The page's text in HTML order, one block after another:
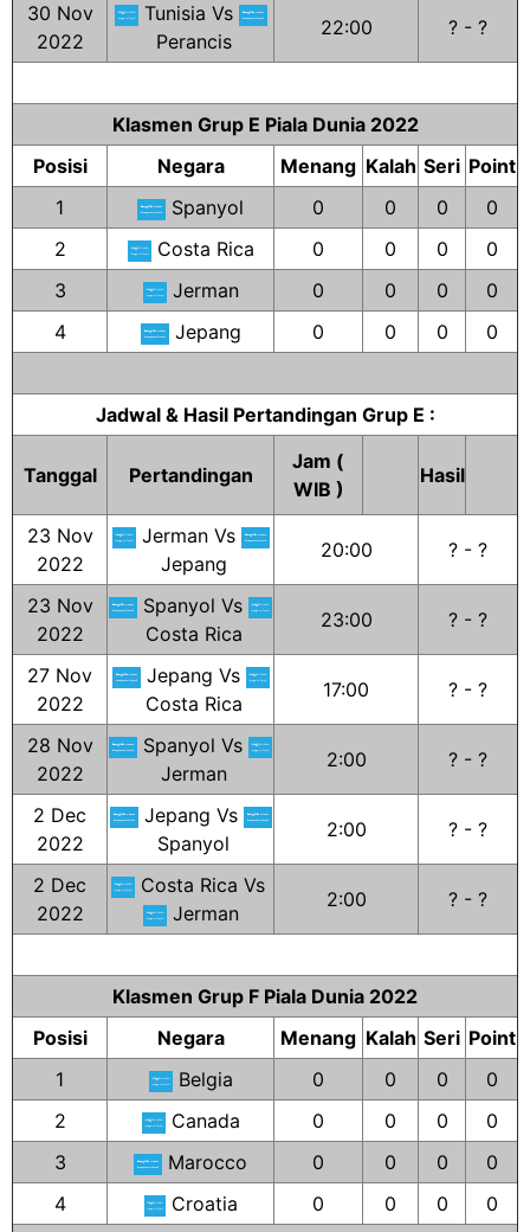
30 Nov
2022
Tunisia Vs
Perancis
22:00 ? - ?
Klasmen Grup E Piala Dunia 2022
Posisi
Negara Menang Kalah Seri Point
1
Spanyol 0 0 0
0
2
Costa Rica 0 0 0
0
3
Jerman 0 0 0
0
4
Jepang 0 0 0 0
Jadwal & Hasil Pertandingan Grup E :
Tanggal Pertandingan
Jam (
WIB )
Hasil
23 Nov
2022
Jerman Vs
Jepang
20:00 ? - ?
23 Nov
2022
Spanyol Vs
Costa Rica
23:00 ? - ?
27 Nov
2022
Jepang Vs
Costa Rica
17:00 ? - ?
28 Nov
2022
Spanyol Vs
Jerman
2:00 ? - ?
2 Dec
2022
Jepang Vs
Spanyol
2:00 ? - ?
2 Dec
2022
Costa Rica Vs
Jerman
2:00 ? - ?
Klasmen Grup F Piala Dunia 2022
Posisi
Negara Menang Kalah Seri Point
1
Belgia 0 0 0
0
2
Canada 0 0 0
0
3
Marocco 0 0 0
0
4
Croatia 0 0 0 0